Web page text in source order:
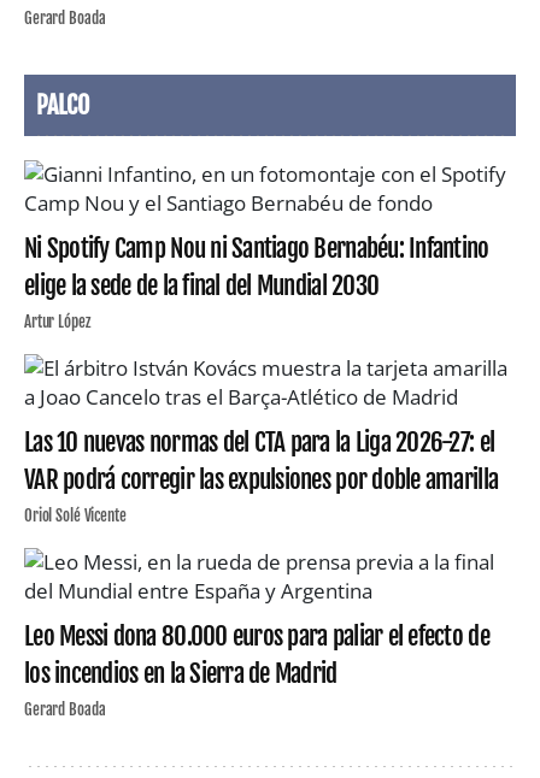
Gerard Boada
PALCO
Ni Spotify Camp Nou ni Santiago Bernabéu: Infantino
elige la sede de la final del Mundial 2030
Artur López
Las 10 nuevas normas del CTA para la Liga 2026-27: el
VAR podrá corregir las expulsiones por doble amarilla
Oriol Solé Vicente
Leo Messi dona 80.000 euros para paliar el efecto de
los incendios en la Sierra de Madrid
Gerard Boada